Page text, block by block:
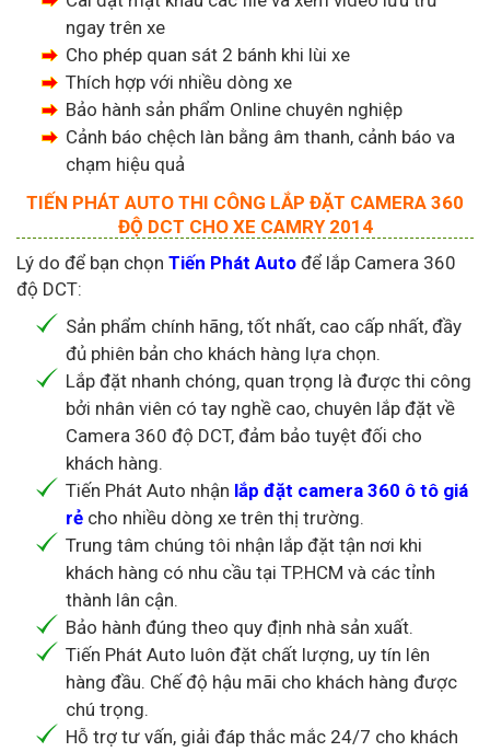
ngay trên xe
Cho phép quan sát 2 bánh khi lùi xe
Thích hợp với nhiều dòng xe
Bảo hành sản phẩm Online chuyên nghiệp
Cảnh báo chệch làn bằng âm thanh, cảnh báo va
chạm hiệu quả
TIẾN PHÁT AUTO THI CÔNG LẮP ĐẶT CAMERA 360
ĐỘ DCT CHO XE CAMRY 2014
Lý do để bạn chọn Tiến Phát Auto để lắp Camera 360
độ DCT:
Sản phẩm chính hãng, tốt nhất, cao cấp nhất, đầy
đủ phiên bản cho khách hàng lựa chọn.
Lắp đặt nhanh chóng, quan trọng là được thi công
bởi nhân viên có tay nghề cao, chuyên lắp đặt về
Camera 360 độ DCT, đảm bảo tuyệt đối cho
khách hàng.
Tiến Phát Auto nhận lắp đặt camera 360 ô tô giá
rẻ cho nhiều dòng xe trên thị trường.
Trung tâm chúng tôi nhận lắp đặt tận nơi khi
khách hàng có nhu cầu tại TP.HCM và các tỉnh
thành lân cận.
Bảo hành đúng theo quy định nhà sản xuất.
Tiến Phát Auto luôn đặt chất lượng, uy tín lên
hàng đầu. Chế độ hậu mãi cho khách hàng được
chú trọng.
Hỗ trợ tư vấn, giải đáp thắc mắc 24/7 cho khách